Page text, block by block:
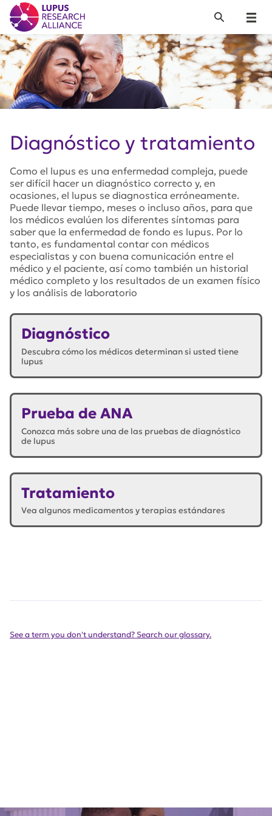
Lupus Research Alliance
Menu
Search
Diagnóstico y tratamiento
Como el lupus es una enfermedad compleja, puede
ser difícil hacer un diagnóstico correcto y, en
ocasiones, el lupus se diagnostica erróneamente.
Puede llevar tiempo, meses o incluso años, para que
los médicos evalúen los diferentes síntomas para
saber que la enfermedad de fondo es lupus. Por lo
tanto, es fundamental contar con médicos
especialistas y con buena comunicación entre el
médico y el paciente, así como también un historial
médico completo y los resultados de un examen físico
y los análisis de laboratorio
Diagnóstico
Descubra cómo los médicos determinan si usted tiene
lupus
Prueba de ANA
Conozca más sobre una de las pruebas de diagnóstico
de lupus
Tratamiento
Vea algunos medicamentos y terapias estándares
See a term you don't understand? Search our glossary.